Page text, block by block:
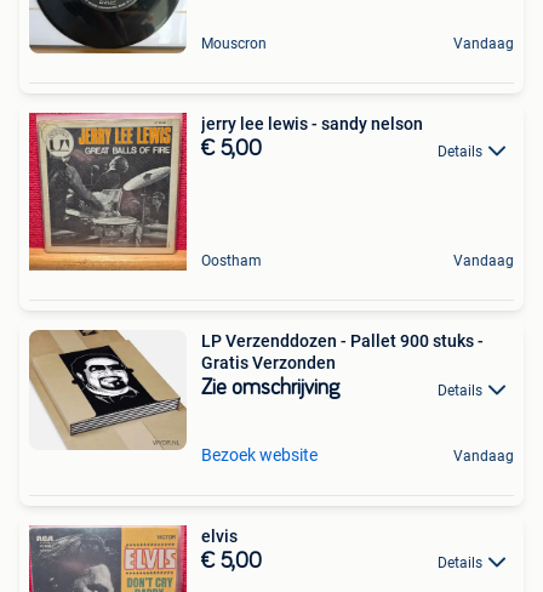
Mouscron Vandaag
jerry lee lewis - sandy nelson
€ 5,00 Details
Oostham Vandaag
LP Verzenddozen - Pallet 900 stuks -
Gratis Verzonden
Zie omschrijving Details
Bezoek website Vandaag
elvis
€ 5,00 Details